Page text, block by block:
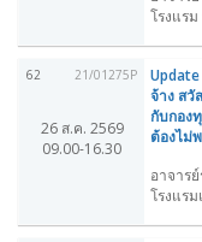
โรงแร
62 21/01275P
26 ส.ค. 2569
09.00-16.30
จ้าง สวั
กับกอง
ต้องไม่
อาจาร
โรงแร